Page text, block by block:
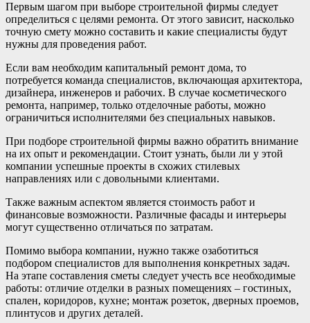
Первым шагом при выборе строительной фирмы следует
определиться с целями ремонта. От этого зависит, насколько
точную смету можно составить и какие специалисты будут
нужны для проведения работ.
Если вам необходим капитальный ремонт дома, то
потребуется команда специалистов, включающая архитектора,
дизайнера, инженеров и рабочих. В случае косметического
ремонта, например, только отделочные работы, можно
ограничиться исполнителями без специальных навыков.
При подборе строительной фирмы важно обратить внимание
на их опыт и рекомендации. Стоит узнать, были ли у этой
компании успешные проекты в схожих стилевых
направлениях или с довольными клиентами.
Также важным аспектом является стоимость работ и
финансовые возможности. Различные фасады и интерьеры
могут существенно отличаться по затратам.
Помимо выбора компании, нужно также озаботиться
подбором специалистов для выполнения конкретных задач.
На этапе составления сметы следует учесть все необходимые
работы: отличие отделки в разных помещениях – гостиных,
спален, коридоров, кухне; монтаж розеток, дверных проемов,
плинтусов и других деталей.